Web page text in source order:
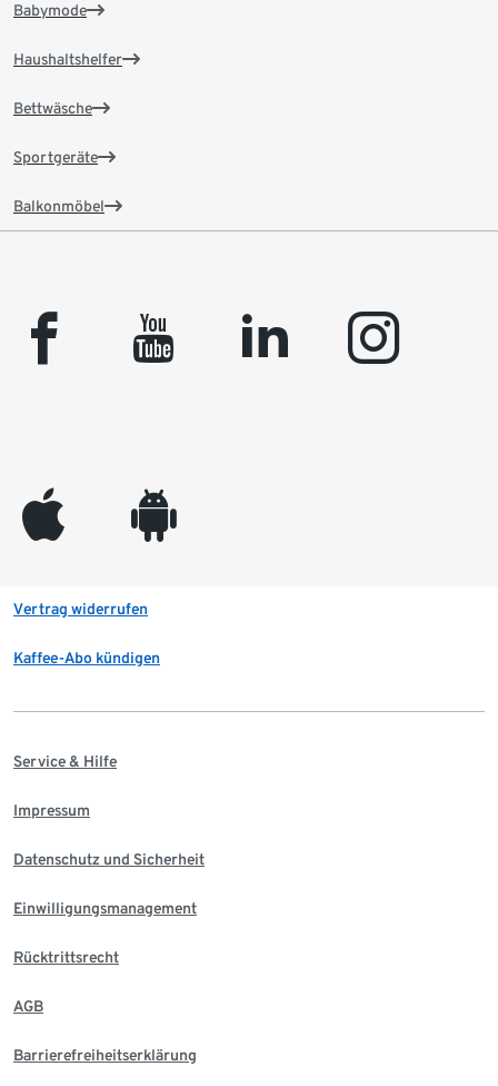
Babymode
Haushaltshelfer
Bettwäsche
Sportgeräte
Balkonmöbel
facebook youtube linkedin instagram
appleinc android
Vertrag widerrufen
Kaffee-Abo kündigen
Service & Hilfe
Impressum
Datenschutz und Sicherheit
Einwilligungsmanagement
Rücktrittsrecht
AGB
Barrierefreiheitserklärung